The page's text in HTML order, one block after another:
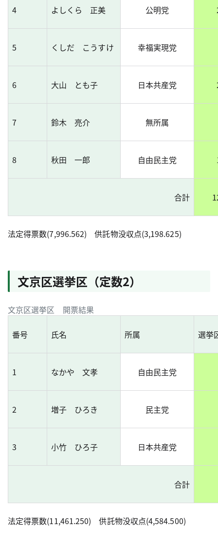
4 よしくら 正美 公明党
5 くしだ こうすけ 幸福実現党
6 大山 とも子 日本共産党
7 鈴木 亮介 無所属
8 秋田 一郎 自由民主党
合計
法定得票数(7,996.562) 供託物没収点(3,198.625)
文京区選挙区（定数2）
文京区選挙区 開票結果
番号 氏名 所属 選挙
1 なかや 文孝 自由民主党
2 増子 ひろき 民主党
3 小竹 ひろ子 日本共産党
合計
法定得票数(11,461.250) 供託物没収点(4,584.500)